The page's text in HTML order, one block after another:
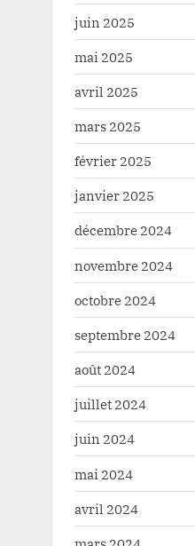
juin 2025
mai 2025
avril 2025
mars 2025
février 2025
janvier 2025
décembre 2024
novembre 2024
octobre 2024
septembre 2024
août 2024
juillet 2024
juin 2024
mai 2024
avril 2024